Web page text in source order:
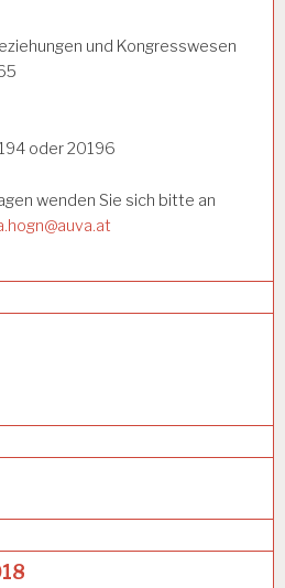
und Kongresswesen
oder 20196
wenden Sie sich bitte an